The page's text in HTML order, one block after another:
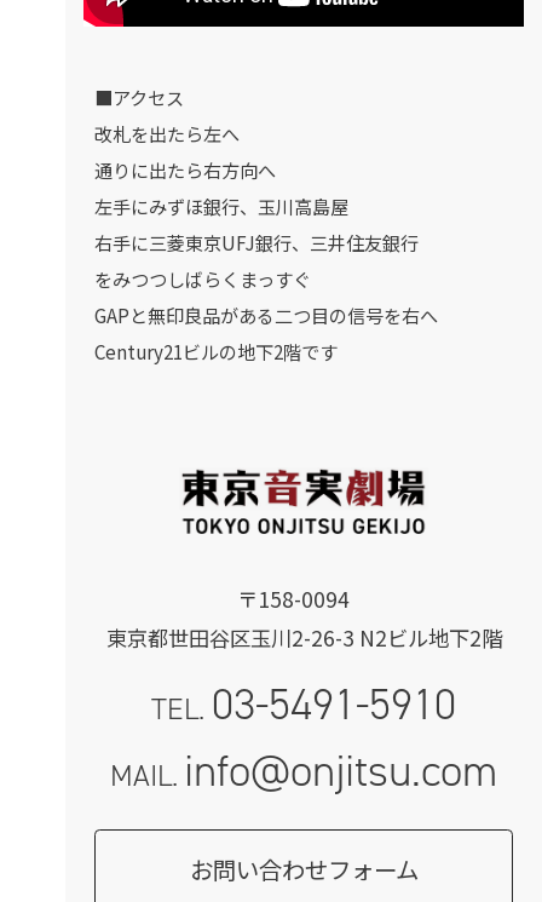
〒158-0094
東京都世田谷区玉川2-26-3 N2ビル地下2階
TEL. 03-5491-5910
MAIL. info@onjitsu.com
お問い合わせフォーム
■アクセス
改札を出たら左へ
通りに出たら右方向へ
左手にみずほ銀行、玉川高島屋
右手に三菱東京UFJ銀行、三井住友銀行
をみつつしばらくまっすぐ
GAPと無印良品がある二つ目の信号を右へ
Century21ビルの地下2階です